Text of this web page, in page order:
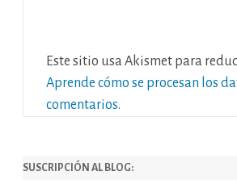
Este sitio usa Akismet para
Aprende cómo se procesan los
comentarios.
SUSCRIPCIÓN AL BLOG: